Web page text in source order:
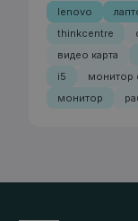
lenovo
thinkcentre
видео карта
i5
монитор
монитор